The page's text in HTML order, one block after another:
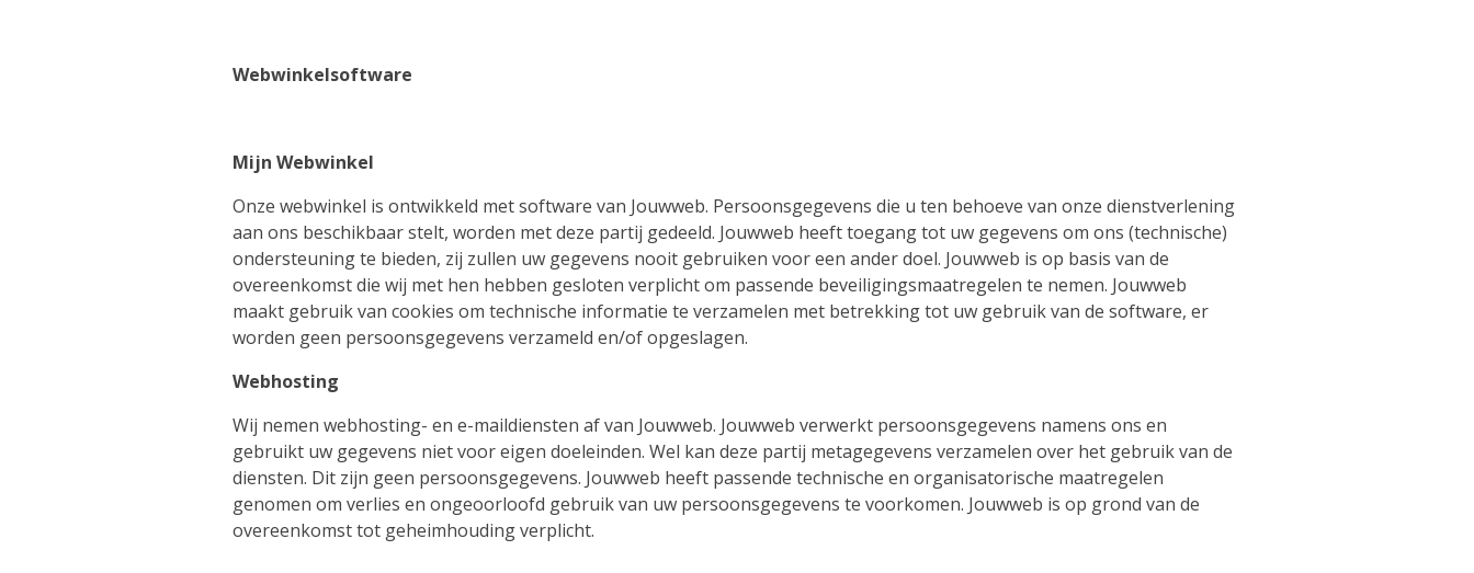
Webwinkelsoftware
Mijn Webwinkel
Onze webwinkel is ontwikkeld met software van Jouwweb. Persoonsgegevens die u ten behoeve van onze dienstverlening
aan ons beschikbaar stelt, worden met deze partij gedeeld. Jouwweb heeft toegang tot uw gegevens om ons (technische)
ondersteuning te bieden, zij zullen uw gegevens nooit gebruiken voor een ander doel. Jouwweb is op basis van de
overeenkomst die wij met hen hebben gesloten verplicht om passende beveiligingsmaatregelen te nemen. Jouwweb
maakt gebruik van cookies om technische informatie te verzamelen met betrekking tot uw gebruik van de software, er
worden geen persoonsgegevens verzameld en/of opgeslagen.
Webhosting
Wij nemen webhosting- en e-maildiensten af van Jouwweb. Jouwweb verwerkt persoonsgegevens namens ons en
gebruikt uw gegevens niet voor eigen doeleinden. Wel kan deze partij metagegevens verzamelen over het gebruik van de
diensten. Dit zijn geen persoonsgegevens. Jouwweb heeft passende technische en organisatorische maatregelen
genomen om verlies en ongeoorloofd gebruik van uw persoonsgegevens te voorkomen. Jouwweb is op grond van de
overeenkomst tot geheimhouding verplicht.